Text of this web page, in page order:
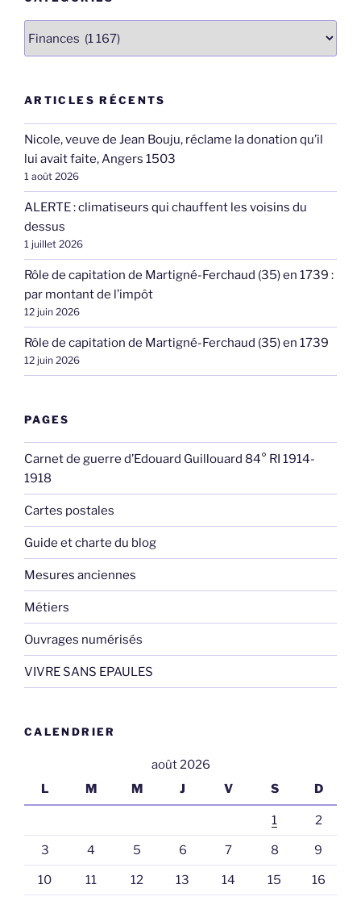
ARTICLES RÉCENTS
Nicole, veuve de Jean Bouju, réclame la donation qu’il
lui avait faite, Angers 1503
1 août 2026
ALERTE : climatiseurs qui chauffent les voisins du
dessus
1 juillet 2026
Rôle de capitation de Martigné-Ferchaud (35) en 1739 :
par montant de l’impôt
12 juin 2026
Rôle de capitation de Martigné-Ferchaud (35) en 1739
12 juin 2026
PAGES
Carnet de guerre d’Edouard Guillouard 84° RI 1914-
1918
Cartes postales
Guide et charte du blog
Mesures anciennes
Métiers
Ouvrages numérisés
VIVRE SANS EPAULES
CALENDRIER
août 2026
L
M M J V S D
1 2
3 4 5 6 7 8 9
10 11 12 13 14 15 16